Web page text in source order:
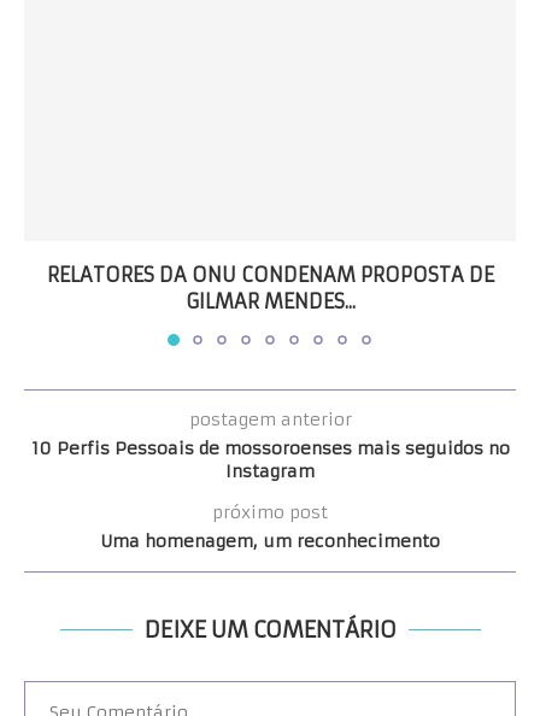
RELATORES DA ONU CONDENAM PROPOSTA DE
GILMAR MENDES...
postagem anterior
10 Perfis Pessoais de mossoroenses mais seguidos no
Instagram
próximo post
Uma homenagem, um reconhecimento
DEIXE UM COMENTÁRIO